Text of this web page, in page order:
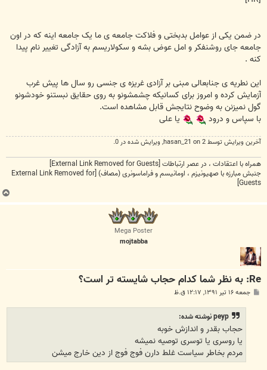
در ضمن یکی از عوامل بدبختی و فلاکت جامعه ی ما یک جامعه اینه که در اون
جامعه جای روشنفکر و امل عوض بشه و سکولاریسم به آزادگی تغییر نام پیدا
کنه .
این نطریه ی جنابعالی مبنی بر آزادی غریزه ی جنسی رو سال ها پیش غرب
آزمایش کرده و امروز برای کسانیکه چشمشونو به روی حقایق نبستنو خودشونو
گول نمیزنن به وضوح نتایجش قابل مشاهده است.
با سپاس و درود
یا علی
آخرین ويرايش توسط 2 on hasan_21, ويرايش شده در 0.
همراه با اعتقادات ، در عصر ارتباطات[External Link Removed for Guests]
جنبش مبارزه با صهیونیزم ، اومانیسم و فراماسونری (مصاف) [External Link Removed for
Guests]
ب
ا
Mega Poster
mojtabba
Re: به نظر شما کدام حجاب شایسته تر است؟
پ جمعه ۱۶ تیر ۱۳۹۱, ۱۲:۱۷ ق.ظ
peyp نوشته شده:
حجاب بقدر و اندازش خوبه
یا روسری یا توسری توصیه نمیشه
مردم بخاطر سیاست غلط دارن فوج فوج از دین خارج میشن